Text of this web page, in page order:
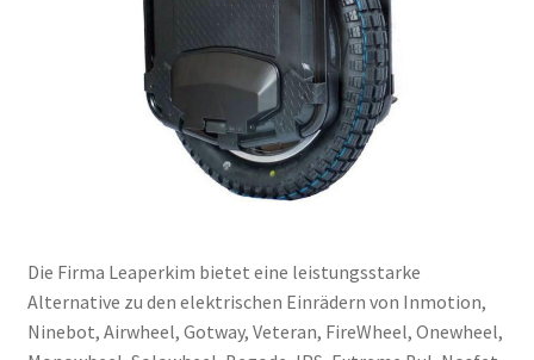
Die Firma Leaperkim bietet eine leistungsstarke
Alternative zu den elektrischen Einrädern von Inmotion,
Ninebot, Airwheel, Gotway, Veteran, FireWheel, Onewheel,